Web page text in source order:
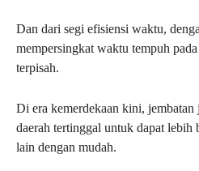
Dan dari segi efisiensi waktu,
mempersingkat waktu tempuh
terpisah.
Di era kemerdekaan kini, jembatan
daerah tertinggal untuk dapat lebih
lain dengan mudah.